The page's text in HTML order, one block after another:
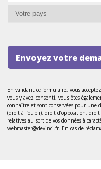
Envoyez votre
En validant ce formulaire, vous
vous y avez consenti, vous êtes
connaître et sont conservées pour une
(droit à l’oubli), droit d’opposition,
relatives au sort de vos données à
webmaster@devinci.fr. En cas de